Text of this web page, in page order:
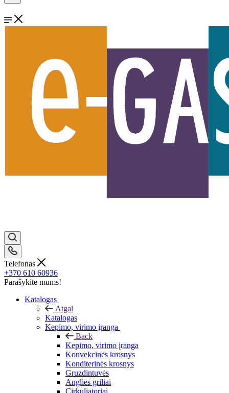
Telefonas
+370 610 60936
Parašykite mums!
Katalogas
Atgal
Katalogas
Kepimo, virimo įranga
Back
Kepimo, virimo įranga
Konvekcinės krosnys
Konditerinės krosnys
Gruzdintuvės
Anglies griliai
Cirkuliatoriai